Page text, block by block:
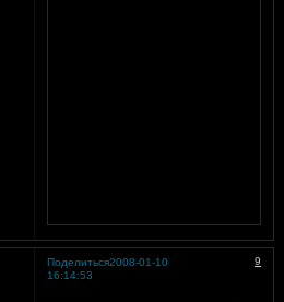
Поделиться 9
2008-01-10
16:14:53